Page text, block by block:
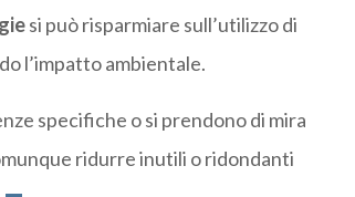
si può risparmiare sull’utilizzo di
l’impatto ambientale.
specifiche o si prendono di mira
ridurre inutili o ridondanti